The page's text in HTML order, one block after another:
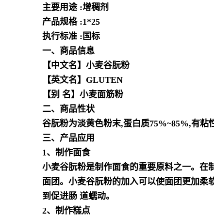
主要用途 :增稠剂
产品规格 :1*25
执行标准 :国标
一、商品信息
【中文名】小麦谷朊粉
【英文名】GLUTEN
【别 名】小麦面筋粉
二、商品性状
谷朊粉为淡黄色粉末,蛋白质75%~85%,有粘
三、产品应用
1、制作面食
小麦谷朊粉是制作面食的重要原料之一。在
面团。小麦谷朊粉的加入可以使面团更加
到促进肠 道蠕动。
2、制作糕点